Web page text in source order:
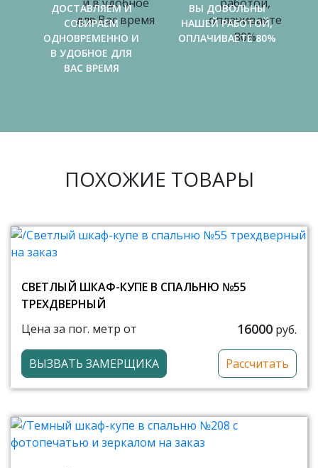
ДОСТАВЛЯЕМ И
СОБИРАЕМ
ОДНОВРЕМЕННО И
В УДОБНОЕ ДЛЯ
ВАС ВРЕМЯ
ВЫ ДОВОЛЬНЫ
НАШЕЙ РАБОТОЙ,
ОПЛАЧИВАЕТЕ 80%
ПОХОЖИЕ ТОВАРЫ
СВЕТЛЫЙ ШКАФ-КУПЕ В СПАЛЬНЮ №55
ТРЕХДВЕРНЫЙ
Цена за пог. метр от
16000 руб.
ВЫЗВАТЬ ЗАМЕРЩИКА Рассчитать